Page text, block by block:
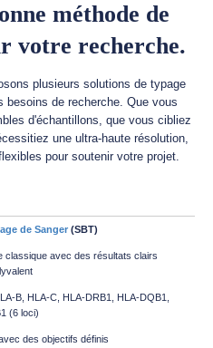
méthode de
votre recherche.
plusieurs solutions de typage
besoins de recherche. Que vous
d'échantillons, que vous cibliez
une ultra-haute résolution,
pour soutenir votre projet.
de Sanger(SBT)
classique avec des résultats clairs
B, HLA-C, HLA-DRB1, HLA-DQB1,
(6 loci)
des objectifs définis